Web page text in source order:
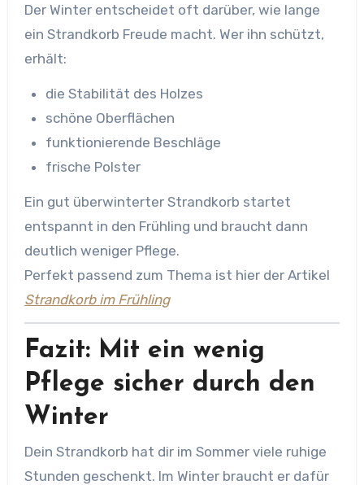
Der Winter entscheidet oft darüber, wie lange
ein Strandkorb Freude macht. Wer ihn schützt,
erhält:
die Stabilität des Holzes
schöne Oberflächen
funktionierende Beschläge
frische Polster
Ein gut überwinterter Strandkorb startet
entspannt in den Frühling und braucht dann
deutlich weniger Pflege.
Perfekt passend zum Thema ist hier der Artikel
Strandkorb im Frühling
Fazit: Mit ein wenig
Pflege sicher durch den
Winter
Dein Strandkorb hat dir im Sommer viele ruhige
Stunden geschenkt. Im Winter braucht er dafür